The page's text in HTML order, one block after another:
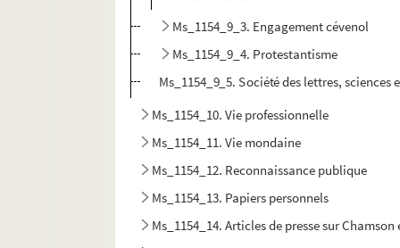
Ms_1154_9_3. Engagement cévenol
Ms_1154_9_4. Protestantisme
Ms_1154_9_5. Société des lettres, sciences
Ms_1154_10. Vie professionnelle
Ms_1154_11. Vie mondaine
Ms_1154_12. Reconnaissance publique
Ms_1154_13. Papiers personnels
Ms_1154_14. Articles de presse sur